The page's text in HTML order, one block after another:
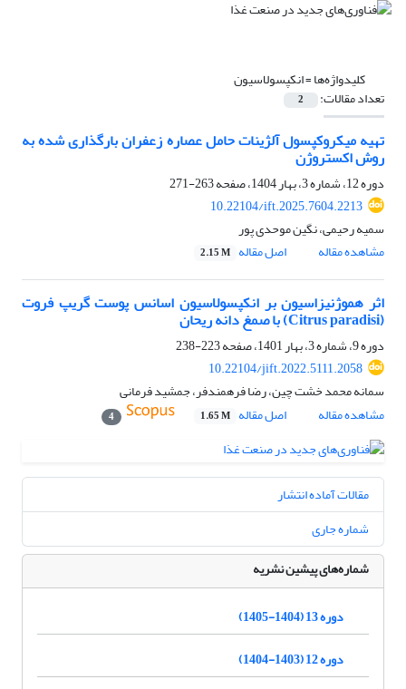
کلیدواژه‌ها =انکپسولاسیون
تعداد مقالات: 2
تهیه میکروکپسول آلژینات حامل عصاره زعفران بارگذاری شده به
روش اکستروژن
دوره 12، شماره 3، بهار 1404، صفحه
263-271
10.22104/ift.2025.7604.2213
سمیه رحیمی، نگین موحدی پور
مشاهده مقاله
اصل مقاله 2.15 M
اثر هموژنیزاسیون بر انکپسولاسیون اسانس پوست گریپ فروت
(Citrus paradisi) با صمغ دانه ریحان
دوره 9، شماره 3، بهار 1401، صفحه
223-238
10.22104/jift.2022.5111.2058
سمانه محمد خشت چین، رضا فرهمندفر، جمشید فرمانی
مشاهده مقاله
اصل مقاله 1.65 M
4
مقالات آماده انتشار
شماره جاری
شماره‌های پیشین نشریه
دوره 13 (1404-1405)
دوره 12 (1403-1404)